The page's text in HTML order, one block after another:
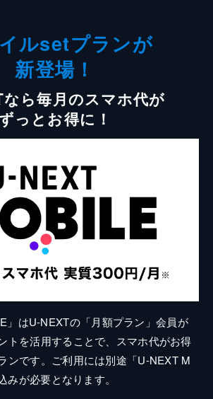
ルsetプランが
新登場！
なら毎月のスマホ代が
っとお得に！
」はU-NEXTの「月額プラン」会員が
トを活用することで、スマホ代がお得
ンです。ご利用には別途「U-NEXT M
が必要となります。